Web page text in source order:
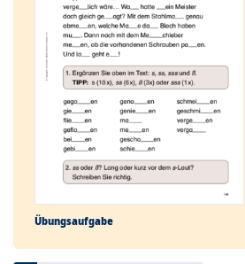
Übungs­aufgabe